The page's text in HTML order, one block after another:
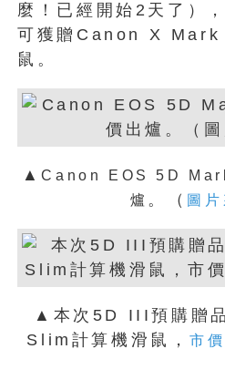
麼！已經開始2天了）
可獲贈Canon X Mark
鼠。
▲Canon EOS 5D
爐 。（ 圖片
▲本次5D III預購贈
Slim計算機滑鼠，市價